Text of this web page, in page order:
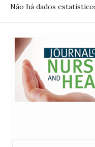
Não há dados